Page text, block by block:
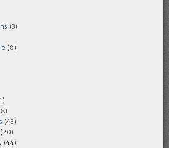
(3)
(8)
(43)
(20)
(44)